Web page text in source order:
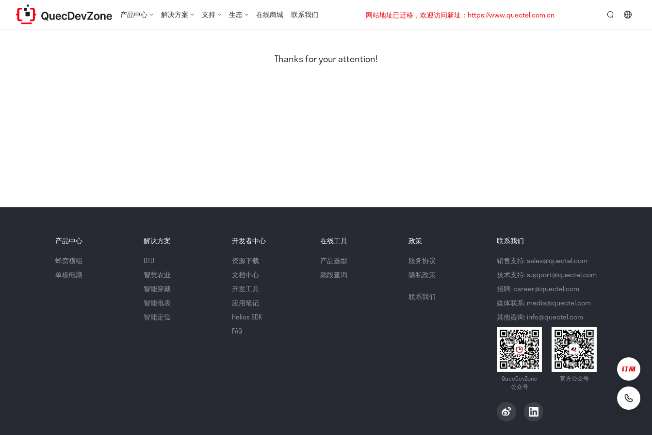
产品中心 解决方案 支持 生态 在线商城 联系我们
网站地址已迁移，欢迎访问新址：https://www.quectel.com.cn
Thanks for your attention!
产品中心
蜂窝模组
单板电脑
解决方案
DTU
智慧农业
智能穿戴
智能电表
智能定位
开发者中心
资源下载
文档中心
开发工具
应用笔记
Helios SDK
FAQ
在线工具
产品选型
频段查询
政策
服务协议
隐私政策
联系我们
联系我们
销售支持: sales@quectel.com
技术支持: support@quectel.com
招聘: career@quectel.com
媒体联系: media@quectel.com
其他咨询: info@quectel.com
QuecDevZone
公众号
官方公众号